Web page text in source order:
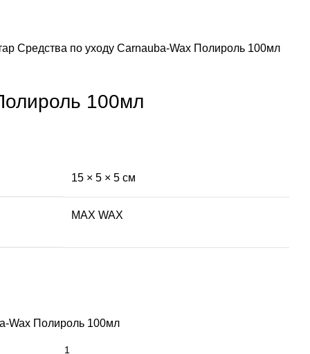
Средства по уходу Carnauba-Wax Полироль 100мл
100мл
15 × 5 × 5 см
MAX WAX
Wax Полироль 100мл